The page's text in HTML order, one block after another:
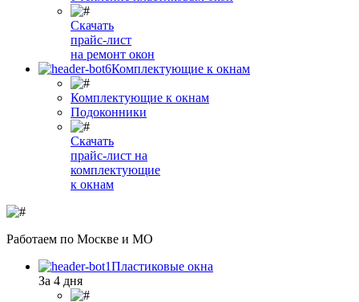
Скачать
прайс-лист
на ремонт окон
Комплектующие к окнам
Комплектующие к окнам
Подоконники
Скачать
прайс-лист на
комплектующие
к окнам
Работаем по Москве и МО
Пластиковые окна
За 4 дня